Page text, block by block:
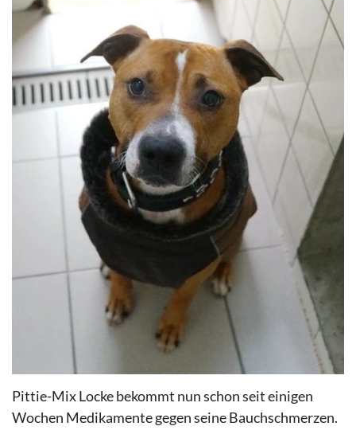
Pittie-Mix Locke bekommt nun schon seit einigen
Wochen Medikamente gegen seine Bauchschmerzen.